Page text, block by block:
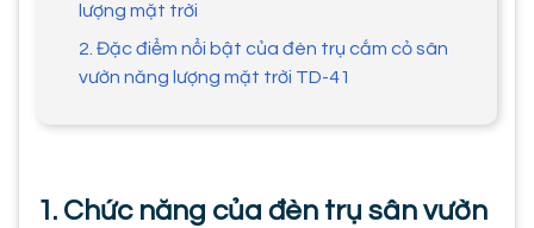
lượng mặt trời
2. Đặc điểm nổi bật của đèn trụ cắm cỏ sân
vườn năng lượng mặt trời TD-41
1. Chức năng của đèn trụ sân vườn